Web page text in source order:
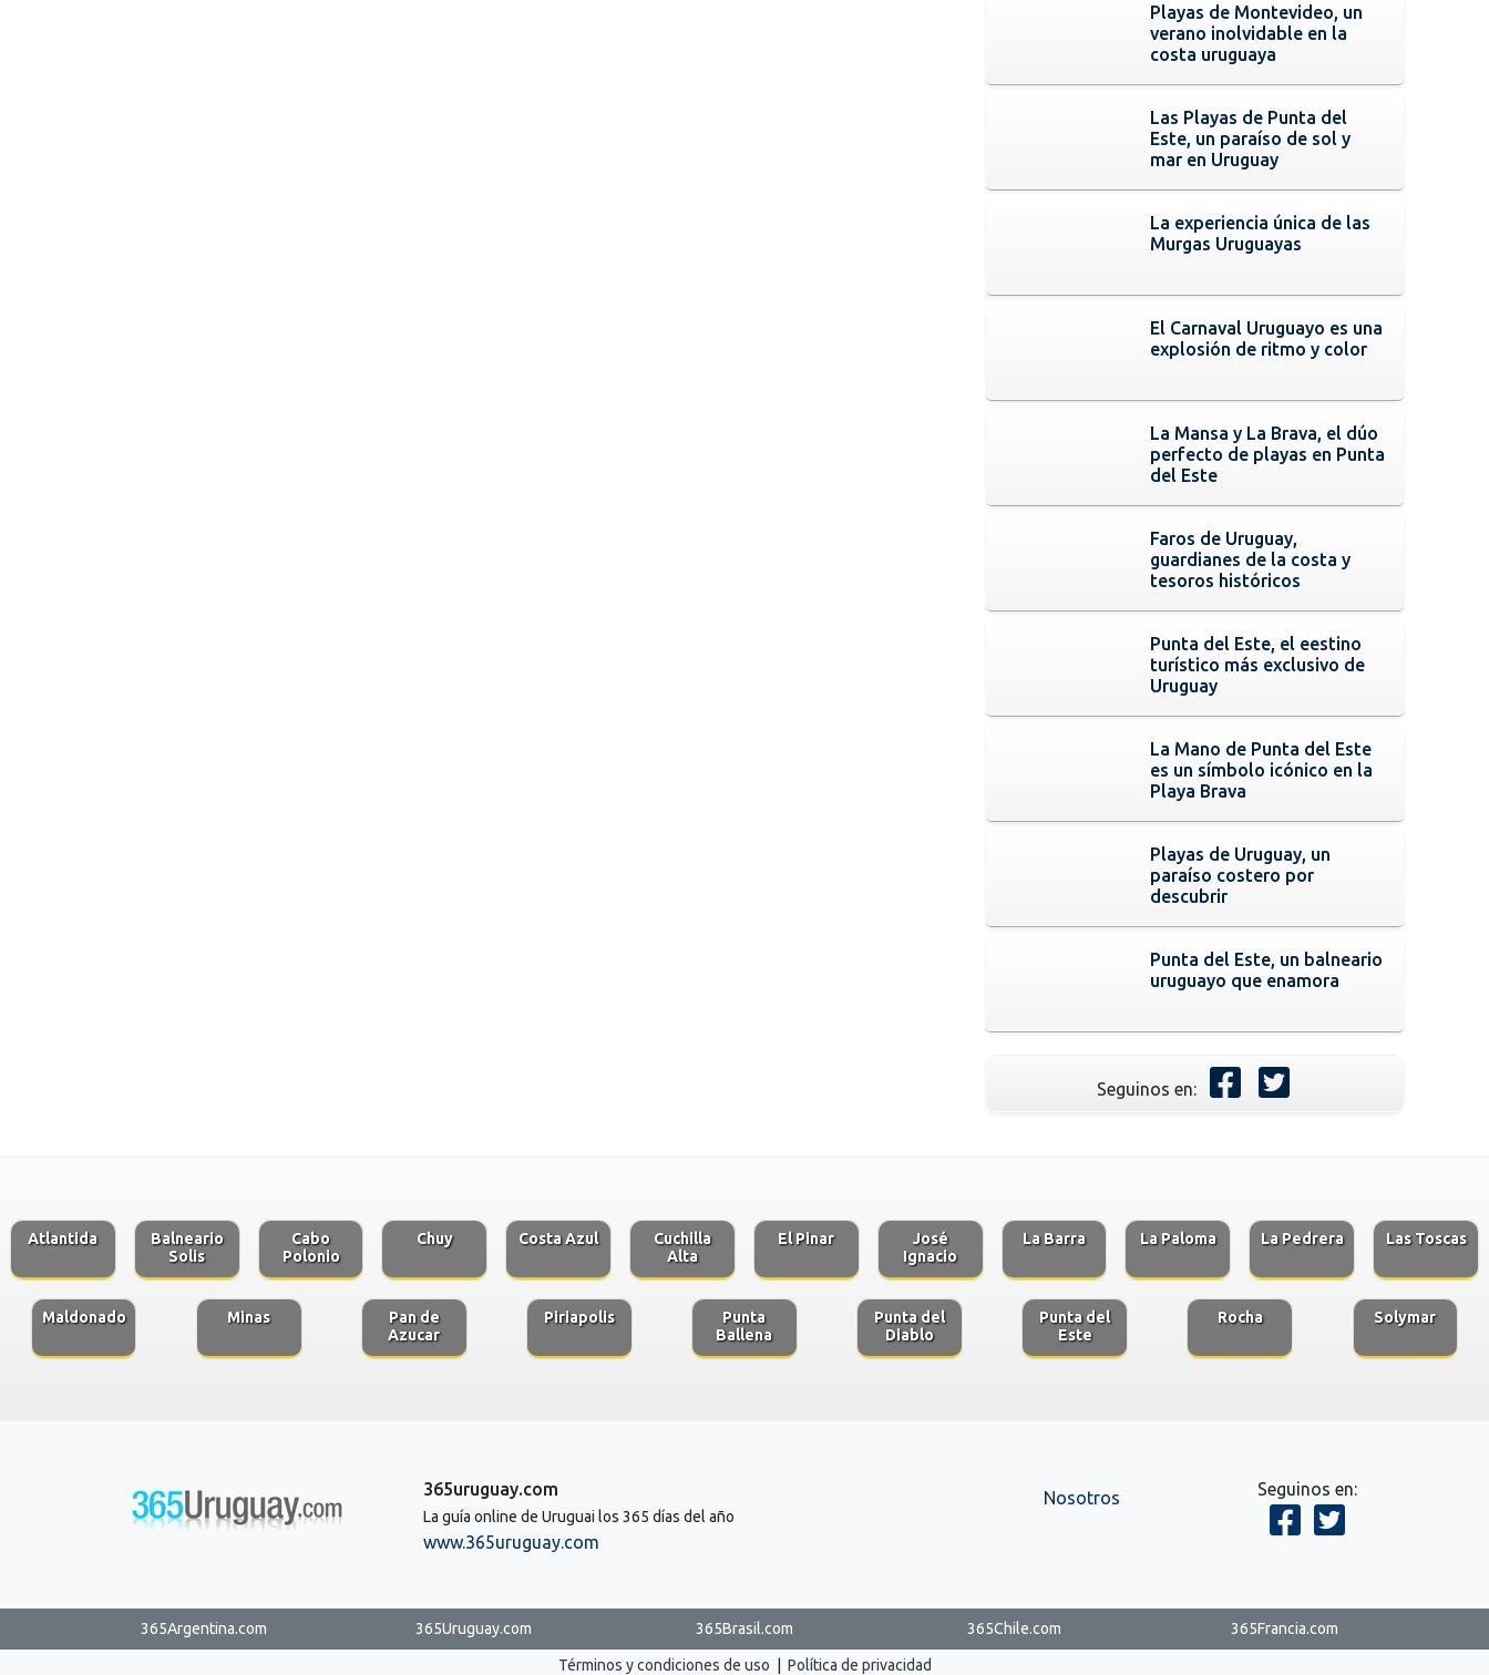
Playas de Montevideo, un
verano inolvidable en la
costa uruguaya
Las Playas de Punta del
Este, un paraíso de sol y
mar en Uruguay
La experiencia única de las
Murgas Uruguayas
El Carnaval Uruguayo es una
explosión de ritmo y color
La Mansa y La Brava, el dúo
perfecto de playas en Punta
del Este
Faros de Uruguay,
guardianes de la costa y
tesoros históricos
Punta del Este, el eestino
turístico más exclusivo de
Uruguay
La Mano de Punta del Este
es un símbolo icónico en la
Playa Brava
Playas de Uruguay, un
paraíso costero por
descubrir
Punta del Este, un balneario
uruguayo que enamora
Seguinos en:
Atlantida
Balneario
Solis
Cabo
Polonio
Chuy Costa Azul
Cuchilla
Alta
El Pinar
José
Ignacio
La Barra La Paloma La Pedrera Las Toscas
Maldonado Minas
Pan de
Azucar
Piriapolis
Punta
Ballena
Punta del
Diablo
Punta del
Este
Rocha Solymar
365uruguay.com
La guía online de Uruguai los 365 días del año
www.365uruguay.com
Nosotros Seguinos en:
365Argentina.com 365Uruguay.com 365Brasil.com 365Chile.com 365Francia.com
Términos y condiciones de uso Política de privacidad